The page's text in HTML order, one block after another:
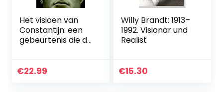
Het visioen van
Constantijn: een
gebeurtenis die de
€22.99
Willy Brandt: 1913–
1992. Visionär und
Realist
€15.30